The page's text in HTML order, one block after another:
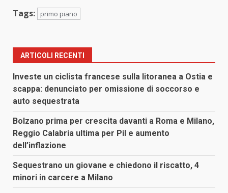
Tags: primo piano
ARTICOLI RECENTI
Investe un ciclista francese sulla litoranea a Ostia e
scappa: denunciato per omissione di soccorso e
auto sequestrata
Bolzano prima per crescita davanti a Roma e Milano,
Reggio Calabria ultima per Pil e aumento
dell’inflazione
Sequestrano un giovane e chiedono il riscatto, 4
minori in carcere a Milano